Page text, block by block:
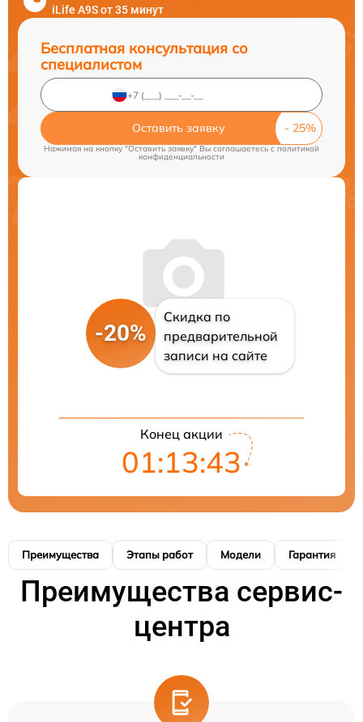
iLife A9S от 35 минут
Бесплатная консультация со
специалистом
Оставить заявку
Нажимая на кнопку "Оставить заявку" Вы соглашаетесь c политикой
конфиденциальности
-20%
Скидка по
предварительной
записи на сайте
Конец акции
01:13:42
Преимущества Этапы работ Модели Гарантия
Преимущества сервис-
центра